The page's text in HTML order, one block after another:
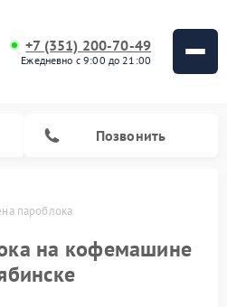
+7 (351) 200-70-49
Ежедневно с 9:00 до 21:00
Позвонить
пароблока
на кофемашине